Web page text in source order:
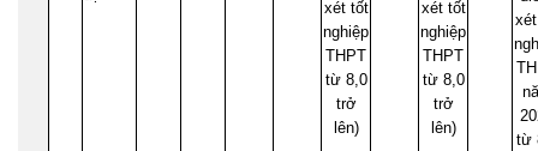
xét tốt
nghiệp
THPT
từ 8,0
trở
lên)
xét tốt
nghiệp
THPT
từ 8,0
trở
lên)
từ